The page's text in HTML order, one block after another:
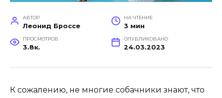
АВТОР
Леонид Броссе
НА ЧТЕНИЕ
3 мин
ПРОСМОТРОВ
3.8к.
ОПУБЛИКОВАНО
24.03.2023
К сожалению, не многие собачники знают, что